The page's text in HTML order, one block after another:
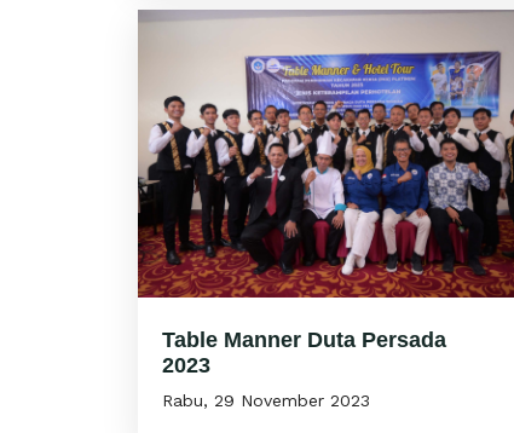
Table Manner Duta Persada
2023
Rabu, 29 November 2023